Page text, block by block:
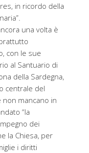
in ricordo della
una volta è
con le sue
al Santuario di
della Sardegna,
centrale del
non mancano in
“la
dei
la Chiesa, per
i diritti